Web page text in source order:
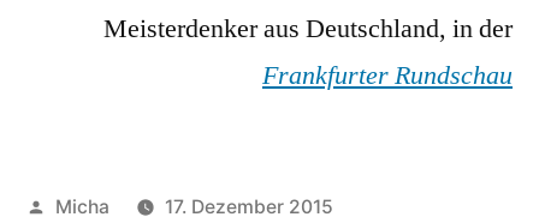
Meisterdenker aus Deutschland, in der
Frankfurter Rundschau
Veröffentlicht
Micha
17. Dezember 2015